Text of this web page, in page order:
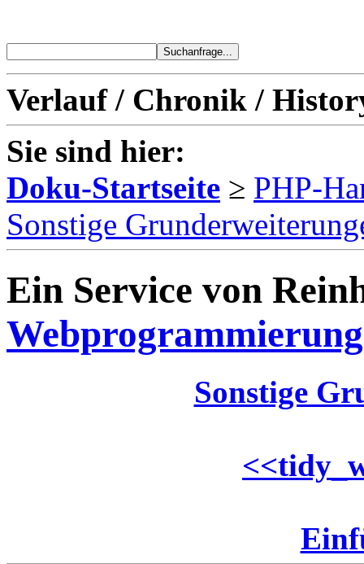
Verlauf / Chronik /
Sie sind hier:
Doku-Startseite ≥ PHP-
Sonstige
Ein Service von
Webprogrammierung
Sonstige
<<